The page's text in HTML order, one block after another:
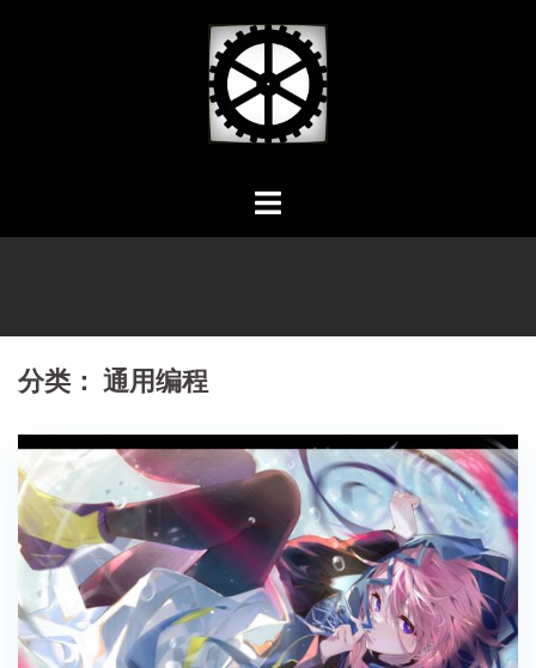
分类： 通用编程